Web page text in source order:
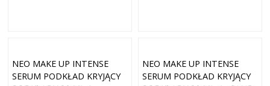
NEO MAKE UP INTENSE
SERUM PODKŁAD KRYJĄCY
NEO MAKE UP INTENSE
SERUM PODKŁAD KRYJĄCY